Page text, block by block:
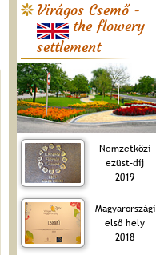
Virágos Csemő -
the flowery
settlement
Nemzetközi
ezüst-díj
2019
Magyarországi
első hely
2018